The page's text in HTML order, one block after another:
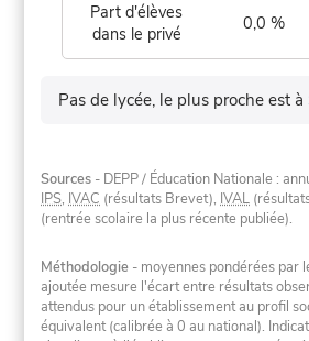
Part d'élèves
dans le privé
0,0 %
Pas de lycée, le plus proche est à
Sources - DEPP / Éducation Nationale :
IPS, IVAC (résultats Brevet), IVAL
(rentrée scolaire la plus récente publiée).
Méthodologie - moyennes pondérées par
ajoutée mesure l'écart entre résultats
attendus pour un établissement au profil
équivalent (calibrée à 0 au national).